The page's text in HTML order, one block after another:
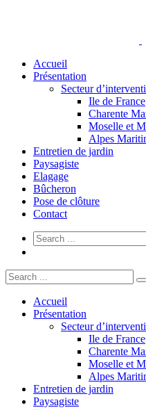
Accueil
Présentation
Secteur
Ile de France
Charente
Moselle et
Alpes
Entretien de jardin
Paysagiste
Elagage
Bûcheron
Pose de clôture
Contact
Accueil
Présentation
Secteur
Ile de France
Charente
Moselle et
Alpes
Entretien de jardin
Paysagiste